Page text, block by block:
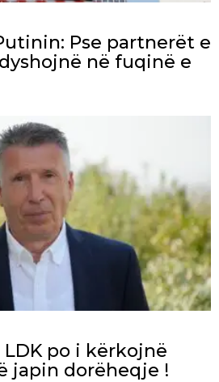
Pse partnerët e
në fuqinë e
po i kërkojnë
japin dorëheqje !